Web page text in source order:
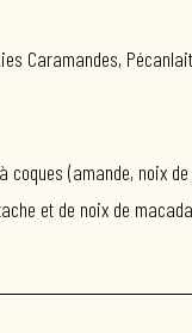
Caramandes,
(amande, noix
et de noix de